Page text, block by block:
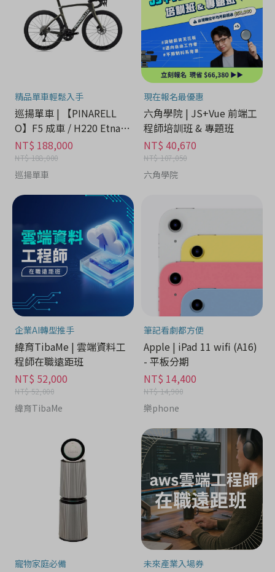
精品單車輕鬆入手
巡揚單車 | 【PINARELL
O】F5 成車 / H220 Etna B
lack Matt
NT$ 188,000
NT$ 188,000
巡揚單車
現在報名最優惠
六角學院 | JS+Vue 前端工
程師培訓班 & 專題班
NT$ 40,670
NT$ 107,050
六角學院
企業AI轉型推手
緯育TibaMe | 雲端資料工
程師在職遠距班
NT$ 52,000
NT$ 52,000
緯育TibaMe
筆記看劇都方便
Apple | iPad 11 wifi (A16)
- 平板分期
NT$ 14,400
NT$ 14,900
樂phone
寵物家庭必備 未來產業入場券